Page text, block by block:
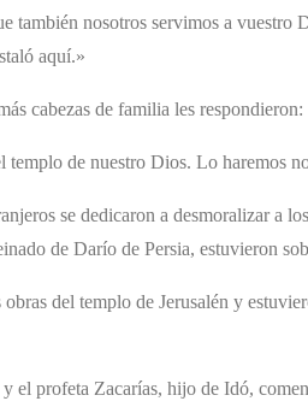
también nosotros servimos a
aquí.»
cabezas de familia les respondieron:
templo de nuestro Dios. Lo haremos
se dedicaron a desmoralizar a
de Darío de Persia, estuvieron
obras del templo de Jerusalén y
el profeta Zacarías, hijo de Idó,